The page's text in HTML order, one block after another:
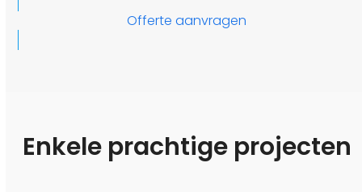
Offerte aanvragen
Enkele prachtige projecten